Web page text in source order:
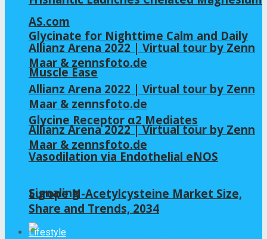
Glycinate for Nighttime Calm and Daily
Muscle Ease
Glycine Receptor α2 Mediates
Vasodilation via Endothelial eNOS
Signaling
AS.com
Allianz Arena 2022 | Virtual tour by Zenn
Maar & zennsfoto.de
Allianz Arena 2022 | Virtual tour by Zenn
Maar & zennsfoto.de
Allianz Arena 2022 | Virtual tour by Zenn
Maar & zennsfoto.de
Europe N-Acetylcysteine Market Size,
Share and Trends, 2034
Lifestyle